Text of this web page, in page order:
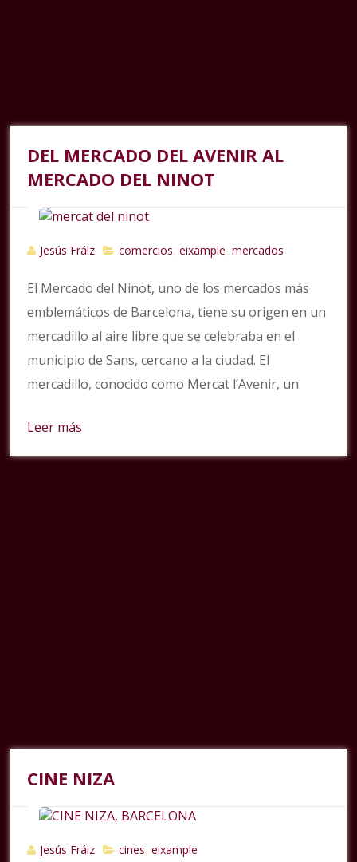
DEL MERCADO DEL AVENIR AL
MERCADO DEL NINOT
Jesús Fráiz comercios ,eixample ,mercados
El Mercado del Ninot, uno de los mercados más
emblemáticos de Barcelona, tiene su origen en un
mercadillo al aire libre que se celebraba en el
municipio de Sans, cercano a la ciudad. El
mercadillo, conocido como Mercat l’Avenir, un
Leer más
CINE NIZA
Jesús Fráiz cines ,eixample